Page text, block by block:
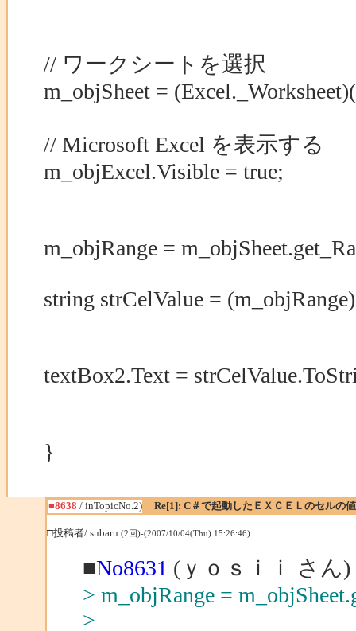
// ワークシートを選択
m_objSheet =
// Microsoft Excel を表示する
m_objExcel.Visible = true;
m_objRange =
string strCelValue =
textBox2.Text =
}
■8638 / inTopicNo.2) Re[1]: C＃で起動したＥＸＣＥＬのセルの
□投稿者/ subaru (2回)-(2007/10/04(Thu) 15:26:46)
■No8631 (ｙｏｓｉｉ さん
> m_objRange =
>